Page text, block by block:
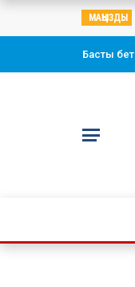
МАҢЫЗДЫ
Басты бет